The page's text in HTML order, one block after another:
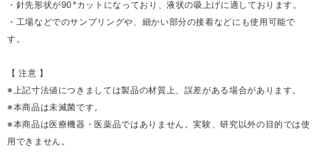
・針先形状が90°カットになっており、液状の吸上げに適しております。
・工場などでのサンプリングや、細かい部分の接着などにも使用可能で
す。
【 注意 】
※上記寸法値につきましては製品の材質上、誤差がある場合があります。
※本商品は未滅菌です。
※本商品は医療機器・医薬品ではありません。実験、研究以外の目的では使
用できません。